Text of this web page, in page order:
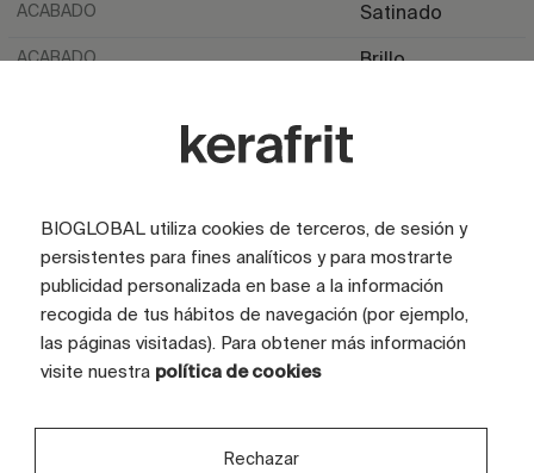
ACABADO Satinado
ACABADO Brillo
300x200
CARAS 3 caras
BIOGLOBAL utiliza cookies de terceros, de sesión y
persistentes para fines analíticos y para mostrarte
publicidad personalizada en base a la información
recogida de tus hábitos de navegación (por ejemplo,
las páginas visitadas). Para obtener más información
visite nuestra política de cookies
Rechazar